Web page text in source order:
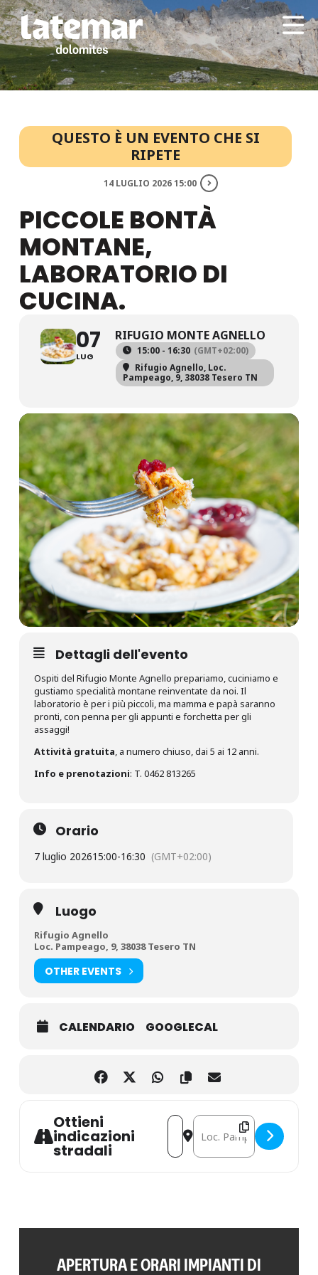
QUESTO È UN EVENTO CHE SI
RIPETE
14 LUGLIO 2026 15:00
PICCOLE BONTÀ
MONTANE,
LABORATORIO DI
CUCINA.
07
LUG
RIFUGIO MONTE AGNELLO
15:00 - 16:30 (GMT+02:00)
Rifugio Agnello, Loc.
Pampeago, 9, 38038 Tesero TN
Dettagli dell'evento
Ospiti del Rifugio Monte Agnello prepariamo, cuciniamo e
gustiamo specialità montane reinventate da noi. Il
laboratorio è per i più piccoli, ma mamma e papà saranno
pronti, con penna per gli appunti e forchetta per gli
assaggi!
Attività gratuita, a numero chiuso, dai 5 ai 12 anni.
Info e prenotazioni: T. 0462 813265
Orario
7 luglio 202615:00-16:30 (GMT+02:00)
Luogo
Rifugio Agnello
Loc. Pampeago, 9, 38038 Tesero TN
OTHER EVENTS
CALENDARIO GOOGLECAL
Ottieni
indicazioni
stradali
Address - Piccole bontà
Destination Address -
APERTURA E ORARI IMPIANTI DI